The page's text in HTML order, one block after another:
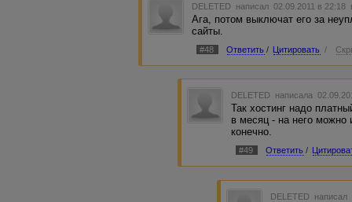
DELETED написал 02.09.2011 в 22:18
Ага, потом выключат его за
сайты.
#48 Ответить / Цитировать /
DELETED написала
Так хостинг надо
в месяц - на него можно
конечно.
#49 Ответить /
DELETED написал